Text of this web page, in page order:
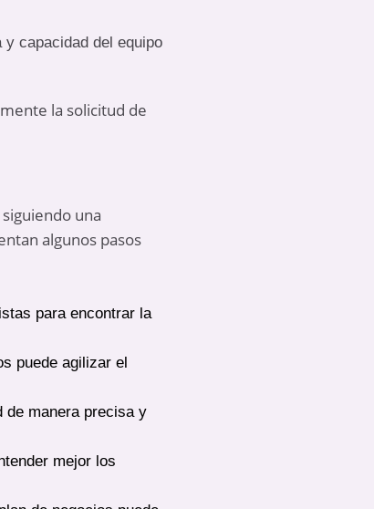
capacidad del equipo
la solicitud de
una
algunos pasos
para encontrar la
puede agilizar el
de manera precisa y
mejor los